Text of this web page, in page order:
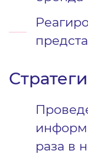
раза в